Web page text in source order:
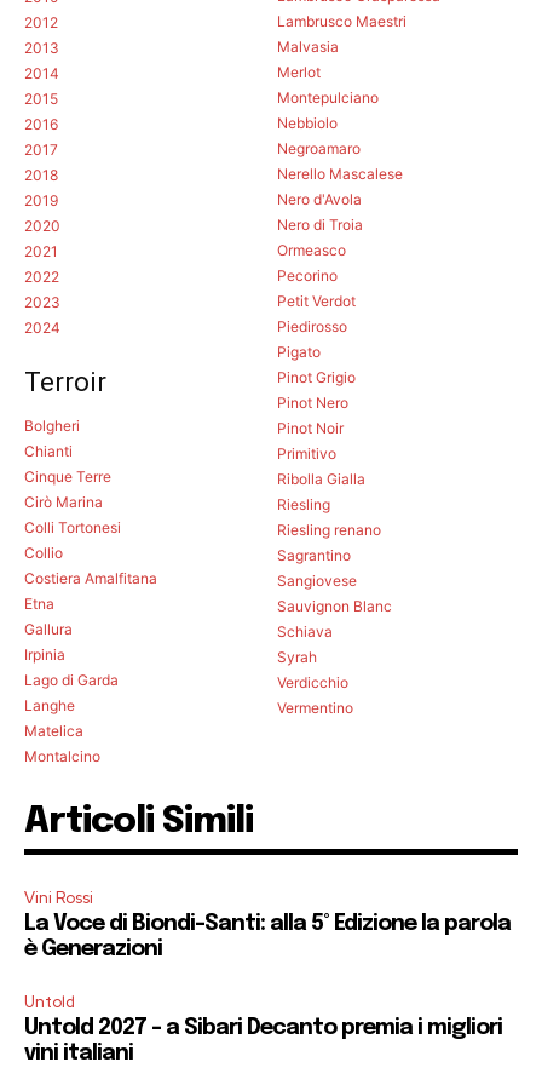
2012
2013
2014
2015
2016
2017
2018
2019
2020
2021
2022
2023
2024
Terroir
Bolgheri
Chianti
Cinque Terre
Cirò Marina
Colli Tortonesi
Collio
Costiera Amalfitana
Etna
Gallura
Irpinia
Lago di Garda
Langhe
Matelica
Montalcino
Lambrusco Maestri
Malvasia
Merlot
Montepulciano
Nebbiolo
Negroamaro
Nerello Mascalese
Nero d'Avola
Nero di Troia
Ormeasco
Pecorino
Petit Verdot
Piedirosso
Pigato
Pinot Grigio
Pinot Nero
Pinot Noir
Primitivo
Ribolla Gialla
Riesling
Riesling renano
Sagrantino
Sangiovese
Sauvignon Blanc
Schiava
Syrah
Verdicchio
Vermentino
Articoli Simili
Vini Rossi
La Voce di Biondi-Santi: alla 5° Edizione la parola
è Generazioni
Untold
Untold 2027 – a Sibari Decanto premia i migliori
vini italiani